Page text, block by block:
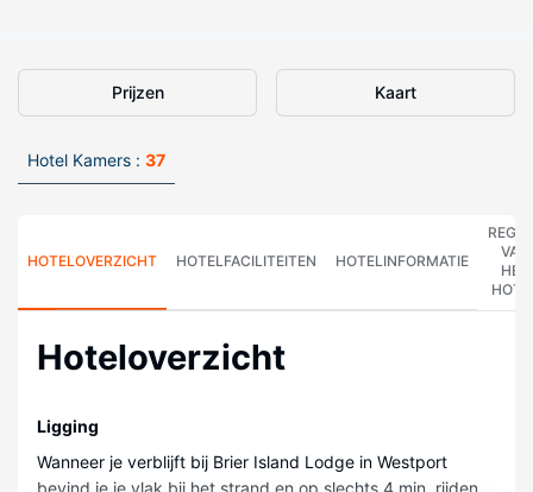
Prijzen Kaart
Hotel Kamers : 37
HOTELOVERZICHT HOTELFACILITEITEN HOTELINFORMATIE
VAN
HET
Hoteloverzicht
Ligging
Wanneer je verblijft bij Brier Island Lodge in Westport
bevind je je vlak bij het strand en op slechts 4 min. rijden